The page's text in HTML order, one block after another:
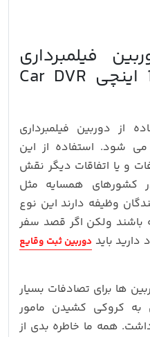
فیلمبرداری
خودرو آیینه ای 10 اینچی Car DVR
از دوربین فیلمبرداری
شود. استفاده از این
و یا اتفاقات دیگر نقش
کشورهای همسایه مثل
وظیفه دارند این نوع
باشند ولکن اگر قصد سفر
باید دوربین ثبت وقایع
ها برای تصادفات بسیار
به کروکی کشیدن مامور
همه ما خاطره بدی از